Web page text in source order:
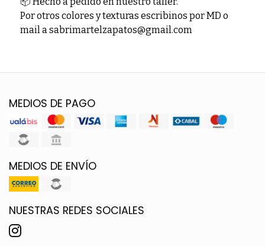
Por otros colores y texturas escribinos por MD o
mail a sabrimartelzapatos@gmail.com
MEDIOS DE PAGO
MEDIOS DE ENVÍO
NUESTRAS REDES SOCIALES